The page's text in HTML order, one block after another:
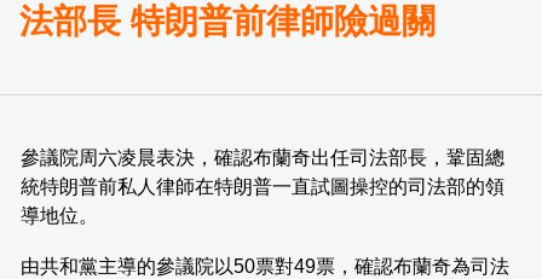
法部長 特朗普前律師險過關
參議院周六凌晨表決，確認布蘭奇出任司法部長，鞏固總
統特朗普前私人律師在特朗普一直試圖操控的司法部的領
導地位。
由共和黨主導的參議院以50票對49票，確認布蘭奇為司法